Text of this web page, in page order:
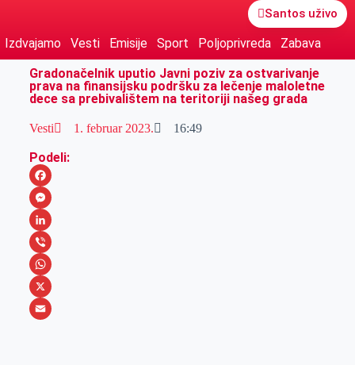
Santos uživo
Izdvajamo Vesti Emisije Sport Poljoprivreda
Zabava
Gradonačelnik uputio Javni poziv za ostvarivanje
prava na finansijsku podršku za lečenje maloletne
dece sa prebivalištem na teritoriji našeg grada
Vesti 1. februar 2023. 16:49
Podeli:
F
a
c
e
b
o
M
e
s
s
e
L
i
n
k
V
i
b
W
h
X